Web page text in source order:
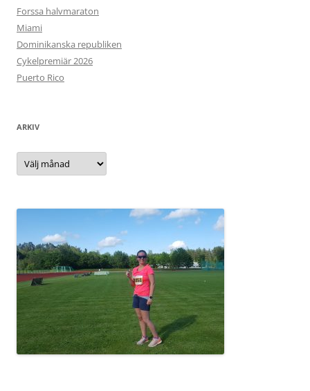
Forssa halvmaraton
Miami
Dominikanska republiken
Cykelpremiär 2026
Puerto Rico
ARKIV
Arkiv